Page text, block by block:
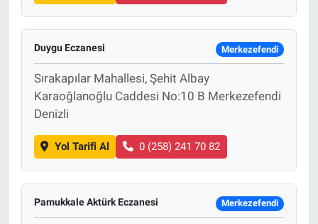
Duygu Eczanesi Merkezefendi
Sırakapılar Mahallesi, Şehit Albay
Karaoğlanoğlu Caddesi No:10 B Merkezefendi
Denizli
Yol Tarifi Al 0 (258) 241 70 82
Pamukkale Aktürk Eczanesi Merkezefendi